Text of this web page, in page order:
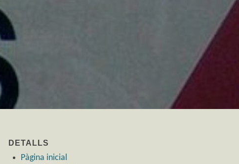
DETALLS
Pàgina inicial